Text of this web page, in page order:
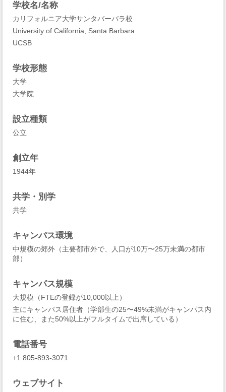
学校名/名称
カリフォルニア大学サンタバーバラ校
University of California, Santa Barbara
UCSB
学校形態
大学
大学院
設立種類
公立
創立年
1944年
共学・別学
共学
キャンパス環境
中規模の郊外（主要都市外で、人口が10万〜25万未満の都市
部）
キャンパス規模
大規模（FTEの登録が10,000以上）
主にキャンパス居住者（学部生の25〜49%未満がキャンパス内
に住む、また50%以上がフルタイムで出席している）
電話番号
+1 805-893-3071
ウェブサイト